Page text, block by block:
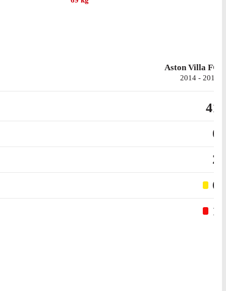
Aston Villa FC
2014 - 2016
41
0
2
6
1